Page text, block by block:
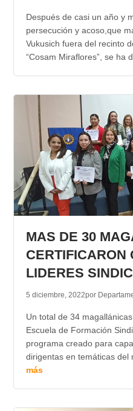
Después de casi un año y
persecución y acoso,que
Vukusich fuera del recinto
“Cosam Miraflores”, se ha
MAS DE 30
CERTIFICARON
LIDERES
5 diciembre, 2022por
Un total de 34
Escuela de Formación
programa creado para
dirigentas en temáticas
más